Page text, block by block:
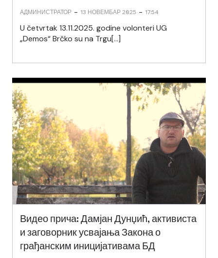
АДМИНИСТРАТОР - 13 НОВЕМБАР 2025 - 17:54
U četvrtak 13.11.2025. godine volonteri UG
„Demos“ Brčko su na Trgu[…]
Видео прича: Дамјан Дунџић, активиста
и заговорник усвајања Закона о
грађанским иницијативама БД